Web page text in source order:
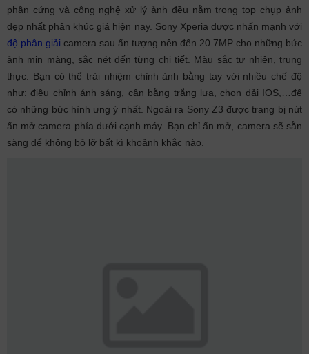
phần cứng và công nghệ xử lý ảnh đều nằm trong top chụp ảnh
đẹp nhất phân khúc giá hiện nay. Sony Xperia được nhấn mạnh với
độ phân giải camera sau ấn tượng nên đến 20.7MP cho những bức
ảnh mịn màng, sắc nét đến từng chi tiết. Màu sắc tự nhiên, trung
thực. Bạn có thể trải nhiệm chỉnh ảnh bằng tay với nhiều chế độ
như: điều chỉnh ánh sáng, cân bằng trắng lựa, chọn dải IOS,…để
có những bức hình ưng ý nhất. Ngoài ra Sony Z3 được trang bị nút
ấn mở camera phía dưới cạnh máy. Bạn chỉ ấn mở, camera sẽ sẵn
sàng để không bỏ lỡ bất kì khoảnh khắc nào.